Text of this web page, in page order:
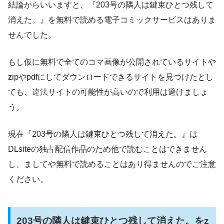
結論からいいますと、『203号の隣人は鍵束ひとつ残して
消えた。』を無料で読める電子コミックサービスはありま
せんでした。
もし仮に無料で全てのコマ画像が公開されているサイトや
zipやpdfにしてダウンロードできるサイトを見つけたとし
ても、違法サイトの可能性が高いので利用は避けましょ
う。
現在『203号の隣人は鍵束ひとつ残して消えた。』は
DLsiteの独占配信作品のため他で読むことはできません
し、ましてや無料で読めることはあり得ませんのでご注意
ください。
203号の隣人は鍵束ひとつ残して消えた。をz